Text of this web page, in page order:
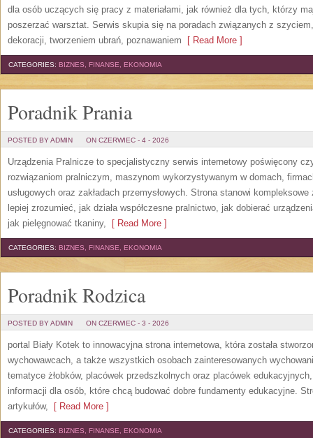
dla osób uczących się pracy z materiałami, jak również dla tych, którzy
poszerzać warsztat. Serwis skupia się na poradach związanych z
dekoracji, tworzeniem ubrań, poznawaniem [ Read More ]
CATEGORIES: BIZNES, FINANSE, EKONOMIA
Poradnik Prania
POSTED BY ADMIN ON CZERWIEC - 4 - 2026
Urządzenia Pralnicze to specjalistyczny serwis internetowy poświęcony
rozwiązaniom pralniczym, maszynom wykorzystywanym w domach,
usługowych oraz zakładach przemysłowych. Strona stanowi
lepiej zrozumieć, jak działa współczesne pralnictwo, jak dobierać
jak pielęgnować tkaniny, [ Read More ]
CATEGORIES: BIZNES, FINANSE, EKONOMIA
Poradnik Rodzica
POSTED BY ADMIN ON CZERWIEC - 3 - 2026
portal Biały Kotek to innowacyjna strona internetowa, która została
wychowawcach, a także wszystkich osobach zainteresowanych
tematyce żłobków, placówek przedszkolnych oraz placówek
informacji dla osób, które chcą budować dobre fundamenty edukacyjne.
artykułów, [ Read More ]
CATEGORIES: BIZNES, FINANSE, EKONOMIA